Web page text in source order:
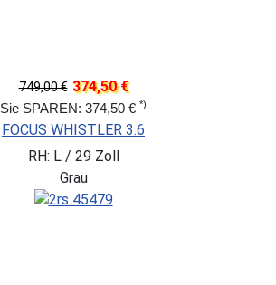
749,00 € 374,50 €
Sie SPAREN: 374,50 € *)
FOCUS WHISTLER 3.6
RH: L / 29 Zoll
Grau